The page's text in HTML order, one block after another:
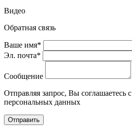
Видео
Обратная связь
Ваше имя*
Эл. почта*
Сообщение
Отправляя запрос, Вы соглашаетесь с
персональных данных
Отправить